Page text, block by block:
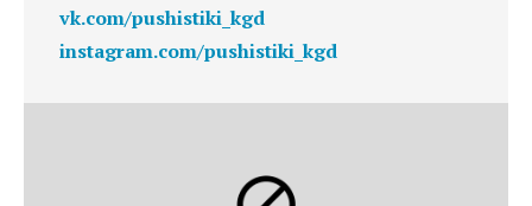
vk.com/pushistiki_kgd
instagram.com/pushistiki_kgd